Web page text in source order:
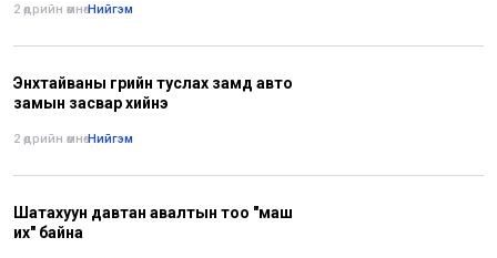
2 өдрийн өмнө•Нийгэм
Энхтайваны гүүрийн туслах замд авто
замын засвар хийнэ
2 өдрийн өмнө•Нийгэм
Шатахуун давтан авалтын тоо "маш
их" байна